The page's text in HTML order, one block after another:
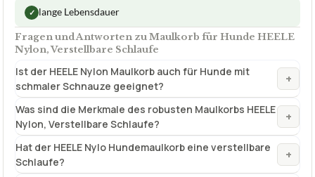
✓ lange Lebensdauer
Fragen und Antworten zu Maulkorb für Hunde HEELE
Nylon, Verstellbare Schlaufe
Ist der HEELE Nylon Maulkorb auch für Hunde mit
schmaler Schnauze geeignet?
+
Was sind die Merkmale des robusten Maulkorbs HEELE
Nylon, Verstellbare Schlaufe?
+
Hat der HEELE Nylo Hundemaulkorb eine verstellbare
Schlaufe?
+